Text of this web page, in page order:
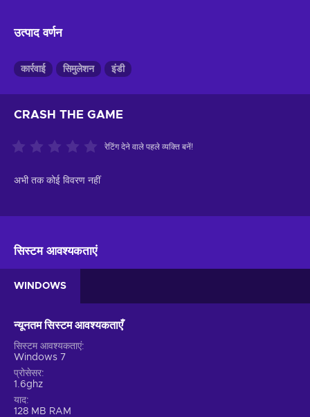
उत्पाद वर्णन
कार्रवाई सिमुलेशन इंडी
CRASH THE GAME
रेटिंग देने वाले पहले व्यक्ति बनें!
अभी तक कोई विवरण नहीं
सिस्टम आवश्यकताएं
WINDOWS
न्यूनतम सिस्टम आवश्यकताएँ
सिस्टम आवश्यकताएं
Windows 7
प्रोसेसर
1.6ghz
याद
128 MB RAM